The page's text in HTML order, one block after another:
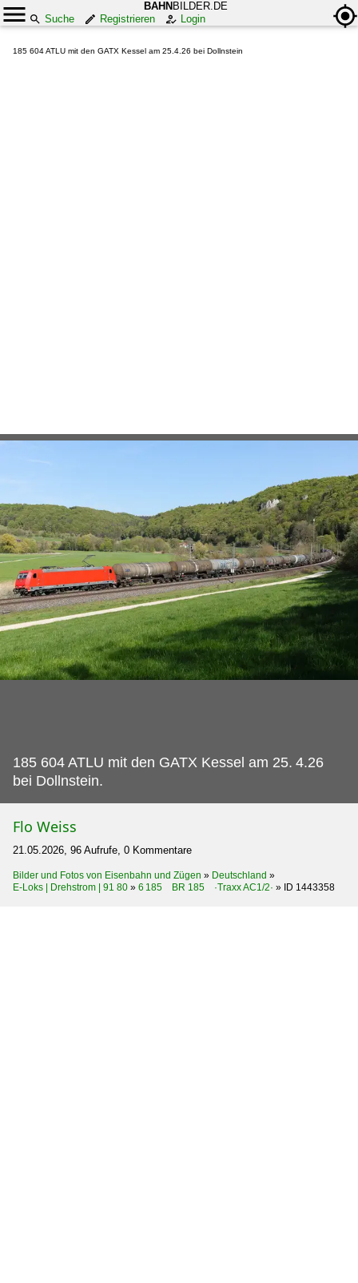
BAHN BILDER.DE
Suche
Registrieren Login
185 604 ATLU mit den GATX Kessel am 25.4.26 bei Dollnstein
185 604 ATLU mit den GATX Kessel am 25. 4.26
bei Dollnstein.
Flo Weiss
21.05.2026, 96 Aufrufe, 0 Kommentare
Bilder und Fotos von Eisenbahn und Zügen » Deutschland »
E-Loks | Drehstrom | 91 80 » 6 185 BR 185 ·Traxx AC1/2· » ID 1443358